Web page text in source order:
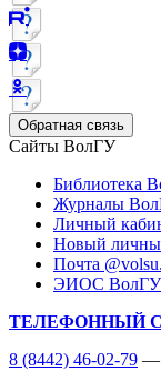
Обратная связь
Сайты ВолГУ
Библиотека
Журналы
Личный
Новый
Почта
ЭИОС ВолГУ
ТЕЛЕФОННЫЙ
8 (8442) 46-02-79 —